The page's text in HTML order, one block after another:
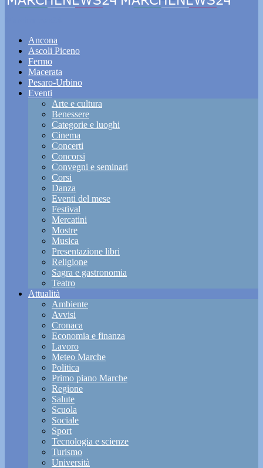
Ancona
Ascoli Piceno
Fermo
Macerata
Pesaro-Urbino
Eventi
Arte e cultura
Benessere
Categorie e luoghi
Cinema
Concerti
Concorsi
Convegni e seminari
Corsi
Danza
Eventi del mese
Festival
Mercatini
Mostre
Musica
Presentazione libri
Religione
Sagra e gastronomia
Teatro
Attualità
Ambiente
Avvisi
Cronaca
Economia e finanza
Lavoro
Meteo Marche
Politica
Primo piano Marche
Regione
Salute
Scuola
Sociale
Sport
Tecnologia e scienze
Turismo
Università